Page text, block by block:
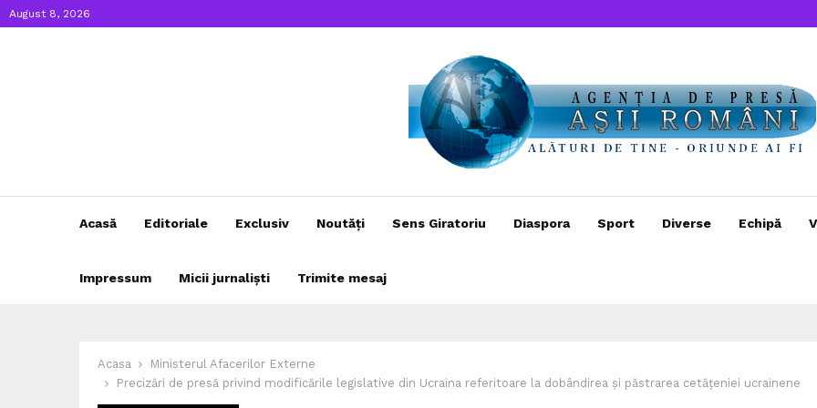
August 8, 2026
Acasă Editoriale Exclusiv Noutăți Sens Giratoriu Diaspora Sport Diverse Echipă
Impressum Micii jurnaliști Trimite mesaj
Acasa
Ministerul Afacerilor Externe
Precizări de presă privind modificările legislative din Ucraina referitoare la dobândirea și păstrarea cetățeniei ucrainene